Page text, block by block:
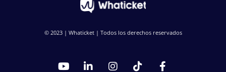
© 2023 | Whaticket | Todos los derechos reservados